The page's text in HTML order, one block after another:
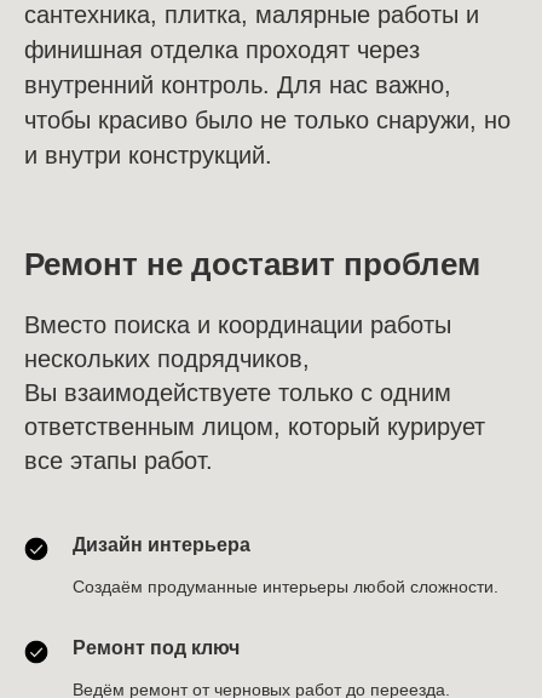
сантехника, плитка, малярные работы и
финишная отделка проходят через
внутренний контроль. Для нас важно,
чтобы красиво было не только снаружи, но
и внутри конструкций.
Ремонт не доставит проблем
Вместо поиска и координации работы
нескольких подрядчиков,
Вы взаимодействуете только с одним
ответственным лицом, который курирует
все этапы работ.
Дизайн интерьера
Создаём продуманные интерьеры любой сложности.
Ремонт под ключ
Ведём ремонт от черновых работ до переезда.